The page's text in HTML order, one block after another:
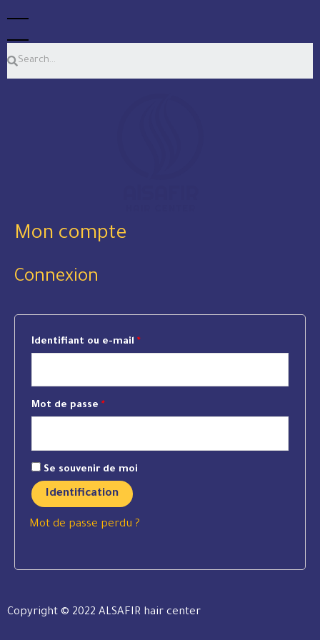
Mon compte
Connexion
Identifiant ou e-mail *
Mot de passe *
Se souvenir de moi
Identification
Mot de passe perdu ?
Copyright © 2022 ALSAFIR hair center